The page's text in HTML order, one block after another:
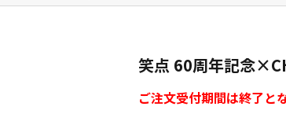
笑点 60周年記念
ご注文受付期間は終了と